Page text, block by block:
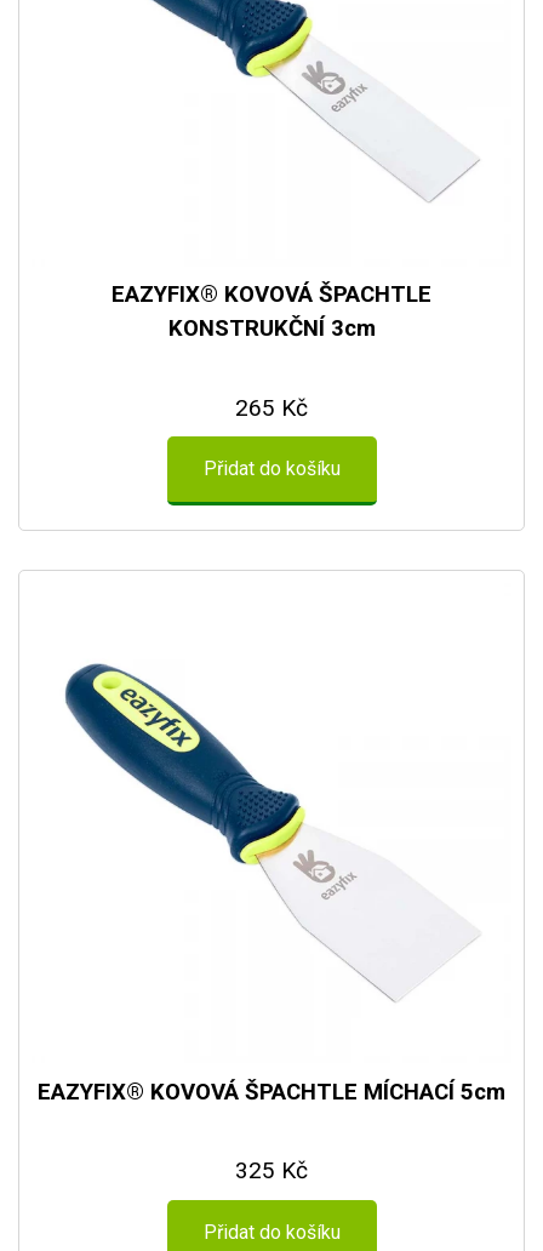
EAZYFIX® KOVOVÁ ŠPACHTLE
KONSTRUKČNÍ 3cm
265 Kč
Přidat do košíku
EAZYFIX® KOVOVÁ ŠPACHTLE MÍCHACÍ 5cm
325 Kč
Přidat do košíku